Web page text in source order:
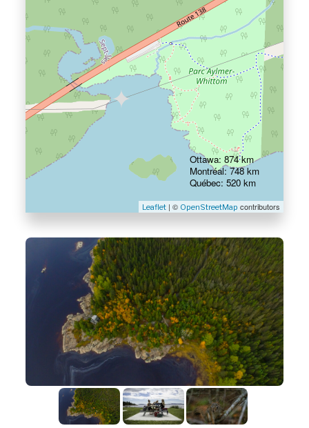
Leaflet| © OpenStreetMap contributors
Ottawa: 874 km
Montréal: 748 km
Québec: 520 km